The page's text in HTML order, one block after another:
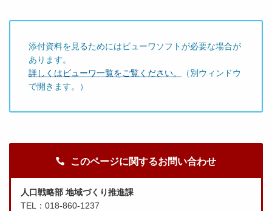
添付資料を見るためにはビューワソフトが必要な場合が
あります。
詳しくはビューワ一覧をご覧ください。
（別ウィンドウ
で開きます。）
このページに関するお問い合わせ
人口戦略部 地域づくり推進課
TEL：018-860-1237